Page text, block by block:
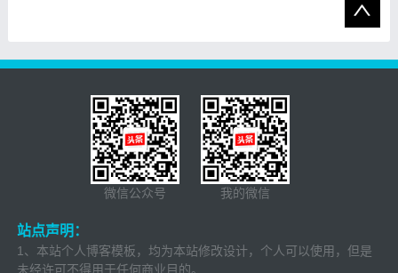
微信公众号 我的微信
站点声明：
1、本站个人博客模板，均为本站修改设计，个人可以使用，但是
未经许可不得用于任何商业目的。